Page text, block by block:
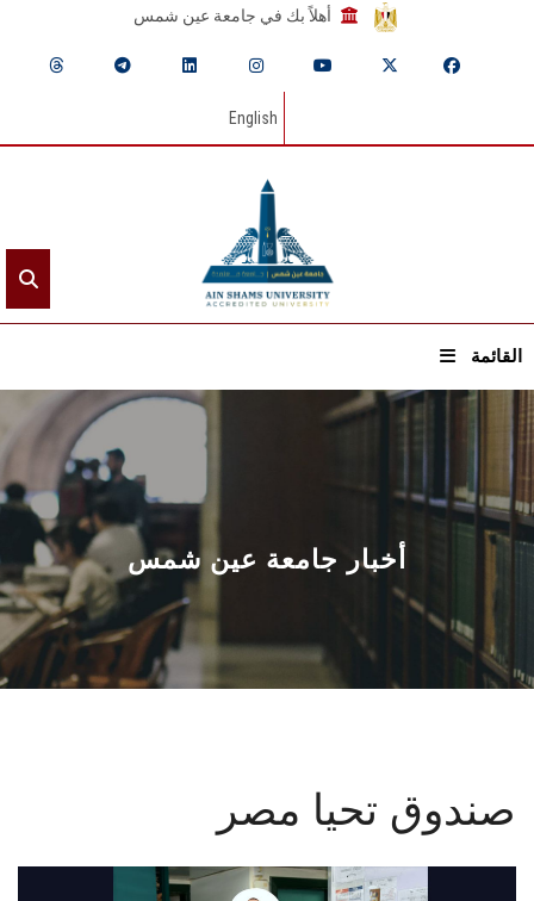
أهلاً بك في جامعة عين شمس
English
القائمة
الرئيسيـة
عن الجامعة
القطاعـات
الشئون الأكاديمية
البحث العلمي
أخبار جامعة عين شمس
صندوق تحيا مصر